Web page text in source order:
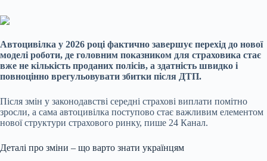
Автоцивілка у 2026 році фактично завершує перехід до нової
моделі роботи, де головним показником для страховика стає
вже не кількість проданих полісів, а здатність швидко і
повноцінно врегульовувати збитки після ДТП.
Після змін у законодавстві середні страхові виплати помітно
зросли, а сама автоцивілка поступово стає важливим елементом
нової структури страхового ринку, пише 24 Канал.
Деталі про зміни – що варто знати українцям